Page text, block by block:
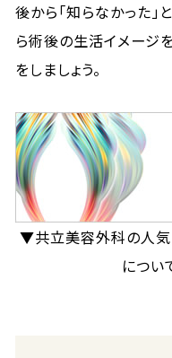
後から「知らなかった
ら術後の生活イメージ
をしましょう。
▼共立美容外科の人
につい